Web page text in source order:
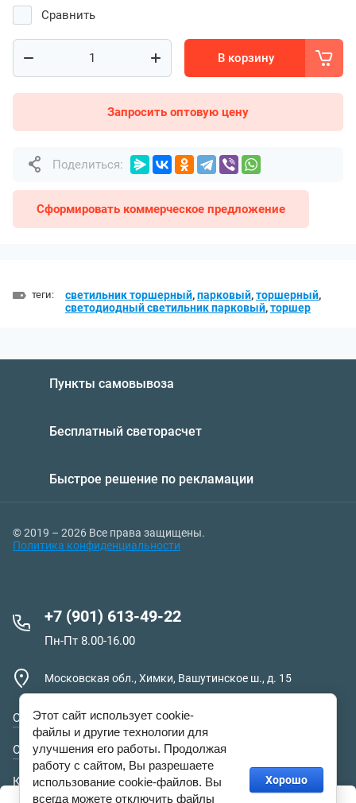
Этот сайт использует файлы cookie и метаданные. Продолжая
Сравнить
В корзину
Запросить оптовую цену
Поделиться:
Сформировать коммерческое предложение
теги: светильник торшерный,парковый,торшерный,
светодиодный светильник парковый,торшер
Пункты самовывоза
Бесплатный светорасчет
Быстрое решение по рекламации
© 2019 – 2026 Все права защищены.
Политика конфиденциальности
+7 (901) 613-49-22
Пн-Пт 8.00-16.00
Московская обл., Химки, Вашутинское ш., д. 15
О компании
Оплата и доставка
Контакты
Этот сайт использует cookie-
файлы и другие технологии для
улучшения его работы. Продолжая
работу с сайтом, Вы разрешаете
использование cookie-файлов. Вы
всегда можете отключить файлы
Хорошо